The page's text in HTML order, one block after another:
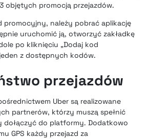
objętych promocją przejazdów.
należy pobrać aplikację
uruchomić ją, otworzyć zakładkę
po kliknięciu „Dodaj kod
z dostępnych kodów.
przejazdów
Uber są realizowane
partnerów, którzy muszą spełnić
dołączyć do platformy. Dodatkowo
GPS każdy przejazd za